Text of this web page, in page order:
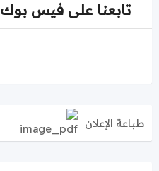
تابعنا على فيس بوك
طباعة الإعلان